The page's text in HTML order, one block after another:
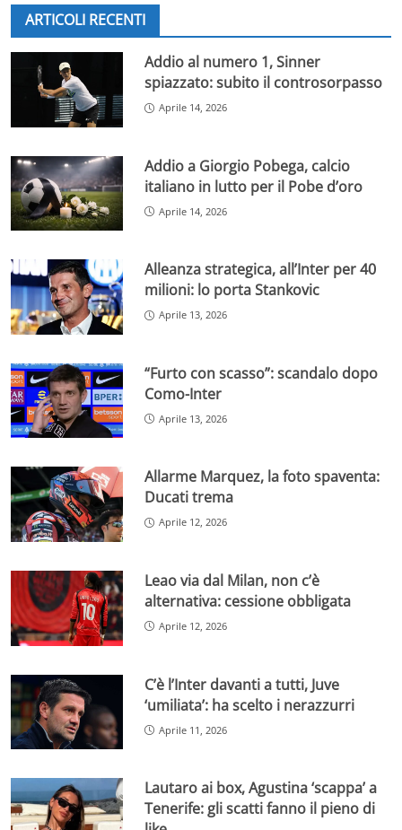
ARTICOLI RECENTI
Addio al numero 1, Sinner
spiazzato: subito il controsorpasso
Aprile 14, 2026
Addio a Giorgio Pobega, calcio
italiano in lutto per il Pobe d’oro
Aprile 14, 2026
Alleanza strategica, all’Inter per 40
milioni: lo porta Stankovic
Aprile 13, 2026
“Furto con scasso”: scandalo dopo
Como-Inter
Aprile 13, 2026
Allarme Marquez, la foto spaventa:
Ducati trema
Aprile 12, 2026
Leao via dal Milan, non c’è
alternativa: cessione obbligata
Aprile 12, 2026
C’è l’Inter davanti a tutti, Juve
‘umiliata’: ha scelto i nerazzurri
Aprile 11, 2026
Lautaro ai box, Agustina ‘scappa’ a
Tenerife: gli scatti fanno il pieno di